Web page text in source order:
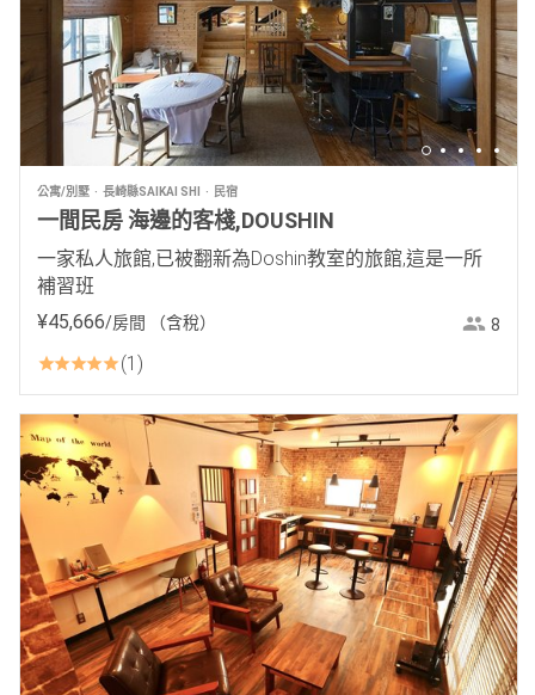
公寓/別墅 長崎縣SAIKAI SHI 民宿
一間民房 海邊的客棧,DOUSHIN
一家私人旅館,已被翻新為Doshin教室的旅館,這是一所
補習班
¥45,666/房間 （含稅） 8
1